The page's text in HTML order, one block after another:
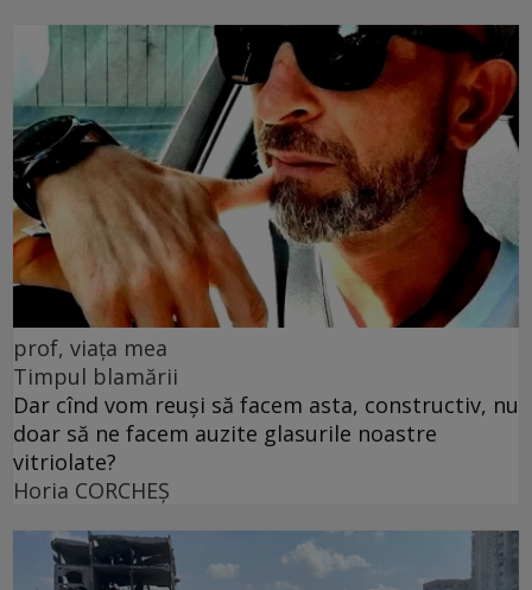
prof, viața mea
Timpul blamării
Dar cînd vom reuși să facem asta, constructiv, nu
doar să ne facem auzite glasurile noastre
vitriolate?
Horia CORCHEŞ